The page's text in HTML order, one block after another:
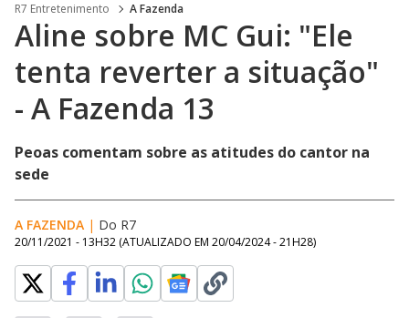
R7 Entretenimento A Fazenda
Aline sobre MC Gui: "Ele
tenta reverter a situação"
- A Fazenda 13
Peoas comentam sobre as atitudes do cantor na
sede
A FAZENDA | Do R7
20/11/2021 - 13H32 (ATUALIZADO EM 20/04/2024 - 21H28)